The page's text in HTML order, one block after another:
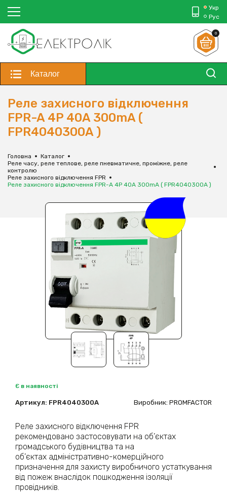
Укр
Рус
0
Каталог
Реле захисного відключення
FPR-A 4P 40A 300mA (
FPR4040300A )
Головна
Каталог
Реле часу, реле теплове, реле пневматичне, проміжне, реле
контролю
Реле захисного відключення FPR
Реле захисного відключення FPR-A 4P 40A 300mA ( FPR4040300A )
Є в наявності
Артикул: FPR4040300A Виробник: PROMFACTOR
Реле захисного відключення FPR
рекомендовано застосовувати на об’єктах
громадського будівництва та на
об’єктах адміністративно-комерційного
призначення для захисту виробничого устаткування
від пожеж внаслідок пошкодження ізоляції
провідників.